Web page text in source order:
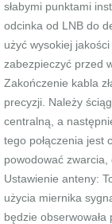
słabymi punktami
odcinka od LNB do
użyć wysokiej
zabezpieczyć przed
Zakończenie kabla
precyzji. Należy
centralną, a
tego połączenia jest
powodować zwarcia,
Ustawienie anteny:
użycia miernika
będzie obserwowała